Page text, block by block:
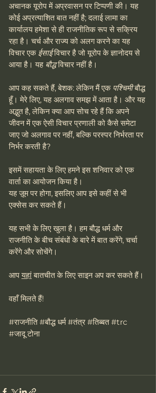
अचानक यूरोप में अप्रवासन पर टिप्पणी की। यह
कोई अप्रत्याशित बात नहीं है; दलाई लामा का
कार्यालय हमेशा से ही राजनीतिक रूप से सक्रिय
रहा है। चर्च और राज्य को अलग करने का यह
विचार एक ईसाई विचार है जो यूरोप के ज्ञानोदय से
आया है। यह बौद्ध विचार नहीं है।
आप कह सकते हैं, बेशक: लेकिन मैं एक पश्चिमी बौद्ध
हूँ। मेरे लिए, यह अलगाव समझ में आता है। और यह
अद्भुत है, लेकिन क्या आप सोच रहे हैं कि अपने
जीवन में एक ऐसी विचार प्रणाली को कैसे समेटा
जाए जो अलगाव पर नहीं, बल्कि परस्पर निर्भरता पर
निर्भर करती है?
इसमें सहायता के लिए हमने इस शनिवार को एक
वार्ता का आयोजन किया है।
यह ज़ूम पर होगा, इसलिए आप इसे कहीं से भी
एक्सेस कर सकते हैं।
यह सभी के लिए खुला है। हम बौद्ध धर्म और
राजनीति के बीच संबंधों के बारे में बात करेंगे, चर्चा
करेंगे और सोचेंगे।
आप यहां बातचीत के लिए साइन अप कर सकते हैं।
वहाँ मिलते हैं!
#राजनीति #बौद्ध धर्म #तंत्र #तिब्बत #trc
#जादू टोना